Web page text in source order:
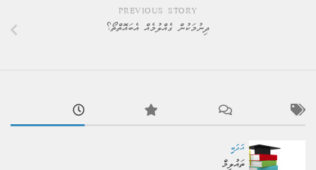
PREVIOUS STORY
ދިނުމަކުން ގެއްލުމެއް އެބައޮތްތޯ؟
އަދަބީ
ތައުލީމް